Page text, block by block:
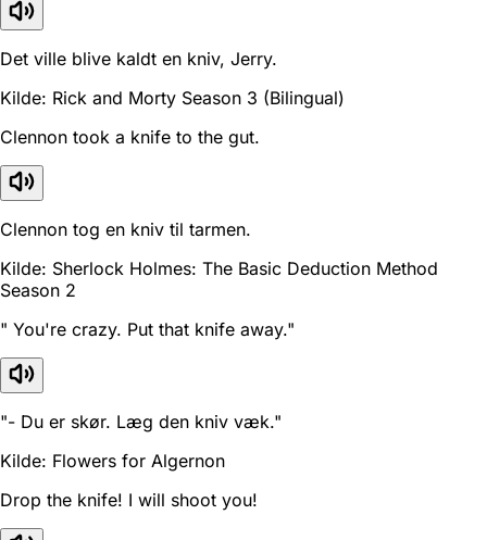
Det ville blive kaldt en kniv, Jerry.
Kilde: Rick and Morty Season 3 (Bilingual)
Clennon took a knife to the gut.
Clennon tog en kniv til tarmen.
Kilde: Sherlock Holmes: The Basic Deduction Method
Season 2
" You're crazy. Put that knife away."
"- Du er skør. Læg den kniv væk."
Kilde: Flowers for Algernon
Drop the knife! I will shoot you!